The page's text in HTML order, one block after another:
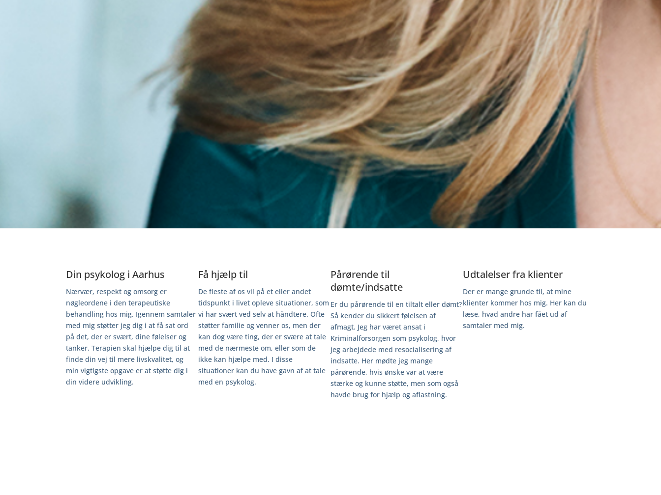
Din psykolog i Aarhus
Nærvær, respekt og omsorg er
nøgleordene i den terapeutiske
behandling hos mig. Igennem samtaler
med mig støtter jeg dig i at få sat ord
på det, der er svært, dine følelser og
tanker. Terapien skal hjælpe dig til at
finde din vej til mere livskvalitet, og
min vigtigste opgave er at støtte dig i
din videre udvikling.
Få hjælp til
De fleste af os vil på et eller andet
tidspunkt i livet opleve situationer, som
vi har svært ved selv at håndtere. Ofte
støtter familie og venner os, men der
kan dog være ting, der er svære at tale
med de nærmeste om, eller som de
ikke kan hjælpe med. I disse
situationer kan du have gavn af at tale
med en psykolog.
Pårørende til
dømte/indsatte
Er du pårørende til en tiltalt eller dømt?
Så kender du sikkert følelsen af
afmagt. Jeg har været ansat i
Kriminalforsorgen som psykolog, hvor
jeg arbejdede med resocialisering af
indsatte. Her mødte jeg mange
pårørende, hvis ønske var at være
stærke og kunne støtte, men som også
havde brug for hjælp og aflastning.
Udtalelser fra klienter
Der er mange grunde til, at mine
klienter kommer hos mig. Her kan du
læse, hvad andre har fået ud af
samtaler med mig.